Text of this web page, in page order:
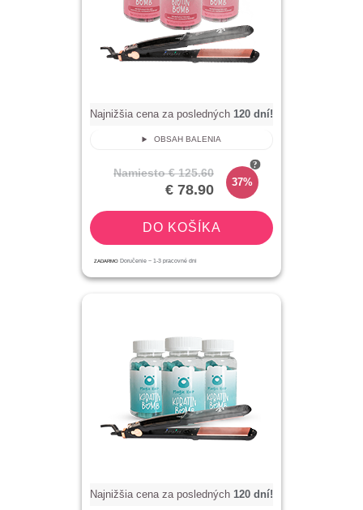
Najnižšia cena za posledných 120 dní!
OBSAH BALENIA
Namiesto € 125.60
€ 78.90 37%
DO KOŠÍKA
ZADARMO Doručenie ~ 1-3 pracovné dni
Najnižšia cena za posledných 120 dní!